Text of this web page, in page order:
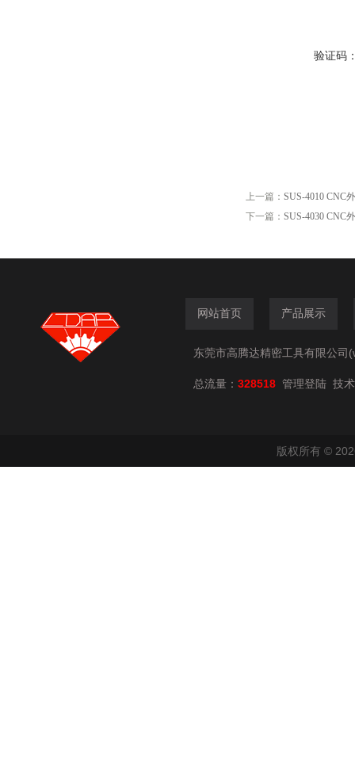
验证码
上一篇： SUS-4010 CNC
下一篇： SUS-4030 CNC
网站首页 产品展示
东莞市高腾达精密工具有限公司
总流量： 328518 管理登陆 技
版权所有 ©